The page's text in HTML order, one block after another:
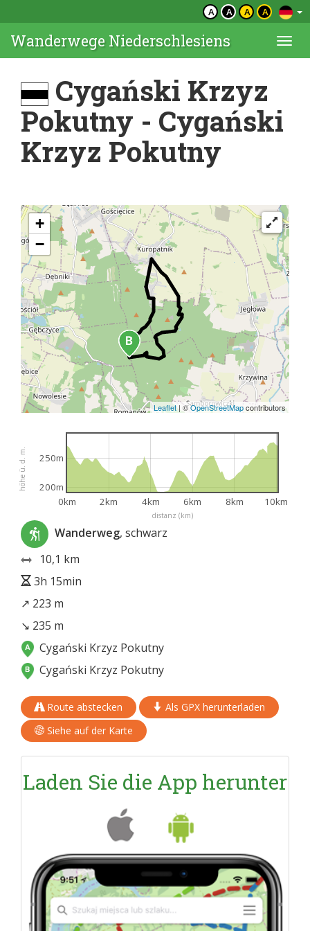
A A A A
Wanderwege Niederschlesiens
Cygański Krzyz
Pokutny - Cygański
Krzyz Pokutny
+
−
Leaflet | ©OpenStreetMapcontributors
distanz (km)
höhe ü. d. m.
0km 2km 4km 6km 8km 10km
200m
250m
Wanderweg, schwarz
10,1 km
3h 15min
↗ 223 m
↘ 235 m
Cygański Krzyz Pokutny
Cygański Krzyz Pokutny
Route abstecken
Als GPX herunterladen
Siehe auf der Karte
Laden Sie die App herunter